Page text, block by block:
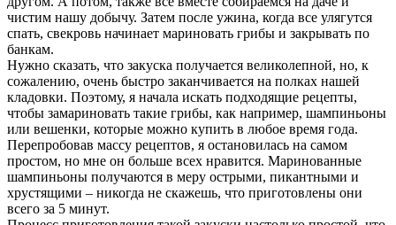
чистим нашу добычу. Затем после ужина, когда все улягутся
спать, свекровь начинает мариновать грибы и закрывать по
банкам.
Нужно сказать, что закуска получается великолепной, но, к
сожалению, очень быстро заканчивается на полках нашей
кладовки. Поэтому, я начала искать подходящие рецепты,
чтобы замариновать такие грибы, как например, шампиньоны
или вешенки, которые можно купить в любое время года.
Перепробовав массу рецептов, я остановилась на самом
простом, но мне он больше всех нравится. Маринованные
шампиньоны получаются в меру острыми, пикантными и
хрустящими – никогда не скажешь, что приготовлены они
всего за 5 минут.